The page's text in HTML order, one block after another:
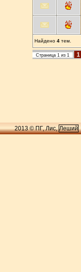
Найдено4 тем.
Страница1 из1 1
2013 © ПГ, Лис,Леший